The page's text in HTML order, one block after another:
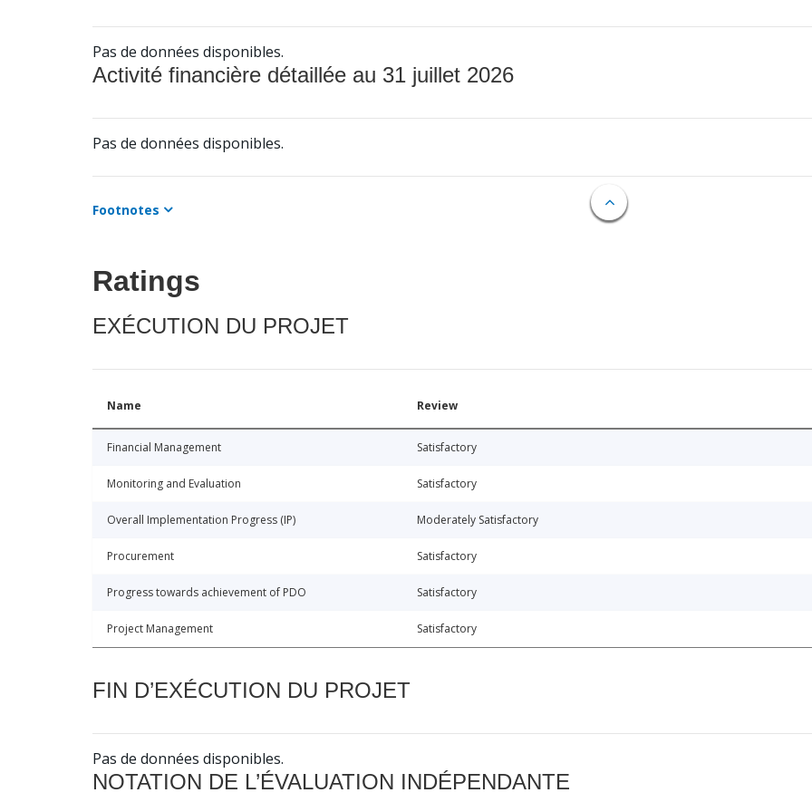
Pas de données disponibles.
Activité financière détaillée au 31 juillet 2026
Pas de données disponibles.
Footnotes
Ratings
EXÉCUTION DU PROJET
Name Review
Financial Management Satisfactory
Monitoring and Evaluation Satisfactory
Overall Implementation Progress (IP) Moderately Satisfactory
Procurement Satisfactory
Progress towards achievement of PDO Satisfactory
Project Management Satisfactory
FIN D’EXÉCUTION DU PROJET
Pas de données disponibles.
NOTATION DE L’ÉVALUATION INDÉPENDANTE